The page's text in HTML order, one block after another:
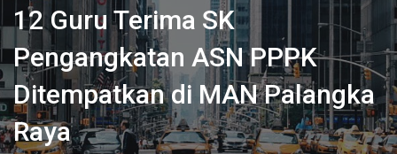
12 Guru Terima SK
Pengangkatan ASN PPPK
Ditempatkan di MAN Palangka
Raya